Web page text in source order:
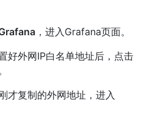
，进入Grafana页面。
好外网IP白名单地址后，点击
才复制的外网地址，进入